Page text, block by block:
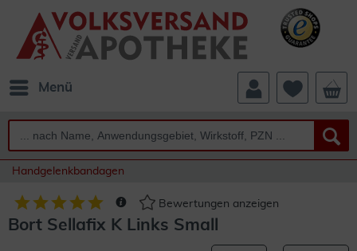
Menü
Handgelenkbandagen
Bewertungen anzeigen
Bort Sellafix K Links Small